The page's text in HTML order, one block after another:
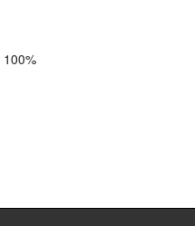
100%